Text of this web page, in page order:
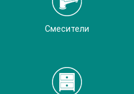
Смесители